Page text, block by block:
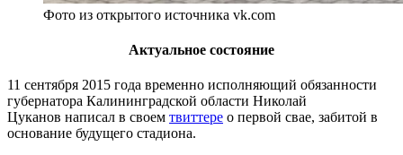
Фото из открытого источника vk.com
Актуальное состояние
11 сентября 2015 года временно исполняющий обязанности
губернатора Калининградской области Николай
Цуканов написал в своем твиттере о первой свае, забитой в
основание будущего стадиона.